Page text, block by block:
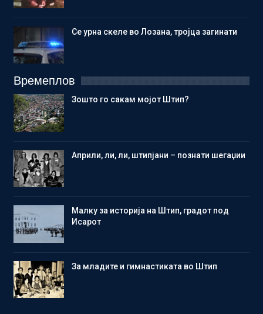
Се урна скеле во Лозана, тројца загинати
Времеплов
Зошто го сакам мојот Штип?
Aприли, ли, ли, штипјани – познати шегаџии
Малку за историја на Штип, градот под
Исарот
Зa младите и гимнастиката во Штип